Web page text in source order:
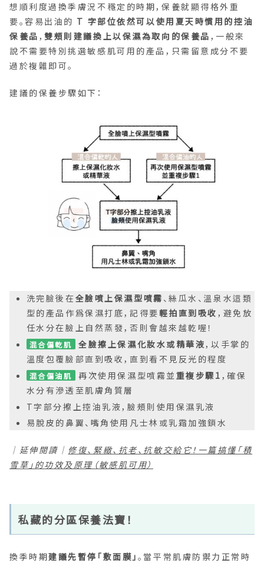
想順利度過換季膚況不穩定的時期，保養就顯得格外重
要。容易出油的 T 字部位依然可以使用夏天時慣用的控油
保養品 ，雙頰則建議換上以保濕為取向的保養品 ，一般來
說不需要特別挑選敏感肌可用的產品，只需留意成分不要
過於複雜即可。
建議的保養步驟如下：
洗完臉後在 全臉噴上保濕型噴霧 、絲瓜水、溫泉水這類
型的產品作爲保濕打底，記得要輕拍直到吸收 ，避免放
任水分在臉上自然蒸發，否則會越來越乾喔！
混合偏乾肌 全臉擦上保濕化妝水或精華液 ，以手掌的
溫度包覆臉部直到吸收，直到看不見反光的程度
混合偏油肌 再次使用保濕型噴霧並 重複步驟1 ，確保
水分有滲透至肌膚角質層
T字部分擦上控油乳液，臉頰則使用保濕乳液
易脫皮的鼻翼、嘴角使用凡士林或乳霜加強鎖水
｜延伸閱讀｜ 修復、緊緻、抗老、抗敏交給它！一篇搞懂「積
雪草」的功效及原理（敏感肌可用）
私藏的分區保養法寶！
換季時期建議先暫停「敷面膜」 。當平常肌膚防禦力正常時